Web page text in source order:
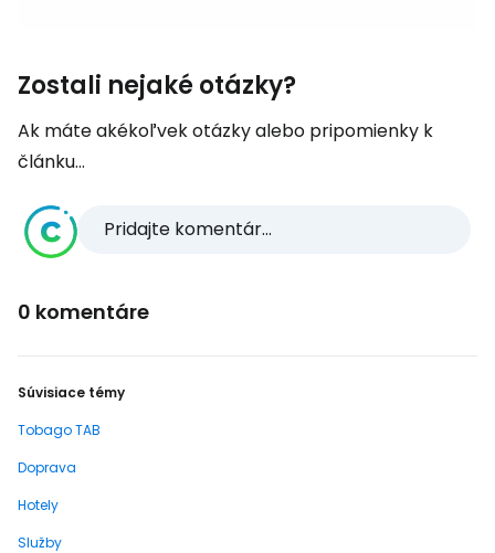
Zostali nejaké otázky?
Ak máte akékoľvek otázky alebo pripomienky k
článku...
Pridajte komentár...
0 komentáre
Súvisiace témy
Tobago TAB
Doprava
Hotely
Služby